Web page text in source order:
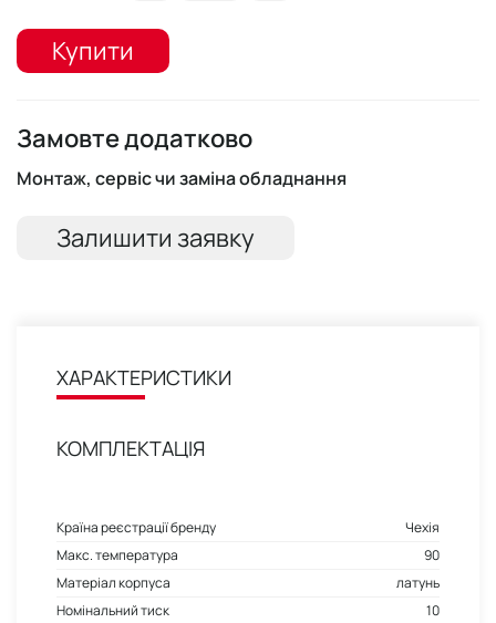
Купити
Замовте додатково
Монтаж, сервіс чи заміна обладнання
Залишити заявку
ХАРАКТЕРИСТИКИ
КОМПЛЕКТАЦІЯ
Країна реєстрації бренду
Чехія
Макс. температура
90
Матеріал корпуса
латунь
Номінальний тиск
10